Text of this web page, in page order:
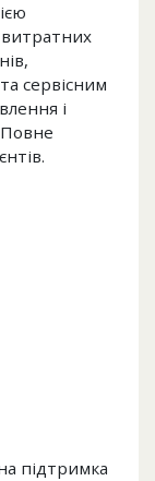
витратних
сервісним
і
Повне
підтримка